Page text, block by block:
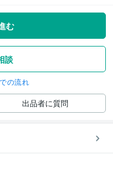
む
談
の流れ
出品者に質問